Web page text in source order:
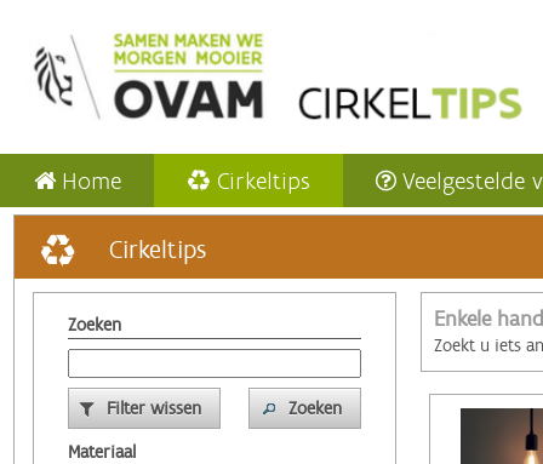
Home Cirkeltips Veelgestelde
Cirkeltips
Zoeken
Filter wissen
Zoeken
Materiaal
Enkele
Zoekt u iets